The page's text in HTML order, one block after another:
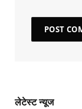
लेटेस्ट न्यूज